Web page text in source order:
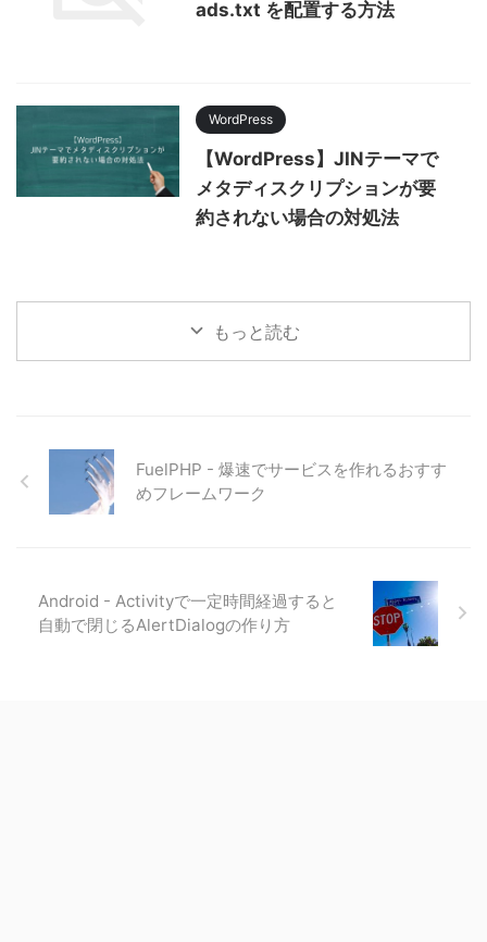
ads.txt を配置する方法
WordPress
【WordPress】JINテーマで
メタディスクリプションが要
約されない場合の対処法
もっと読む
FuelPHP - 爆速でサービスを作れるおすす
めフレームワーク
Android - Activityで一定時間経過すると
自動で閉じるAlertDialogの作り方